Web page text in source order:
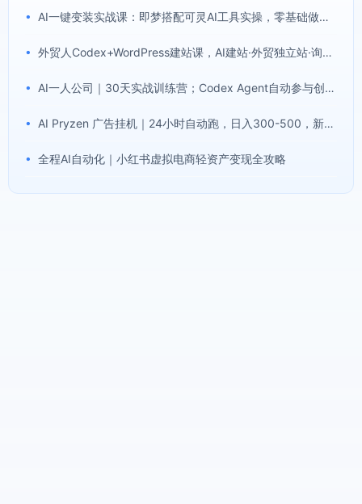
• AI一键变装实战课：即梦搭配可灵AI工具实操，零基础做出丝滑人物替换变装短视频
• 外贸人Codex+WordPress建站课，AI建站·外贸独立站·询盘承接，从0到1学会用Codex辅助建站(更新0810)
• AI一人公司｜30天实战训练营；Codex Agent自动参与创作全流程，内容流量变现完整实战教学
• AI Pryzen 广告挂机｜24小时自动跑，日入300-500，新手零门槛
• 全程AI自动化｜小红书虚拟电商轻资产变现全攻略